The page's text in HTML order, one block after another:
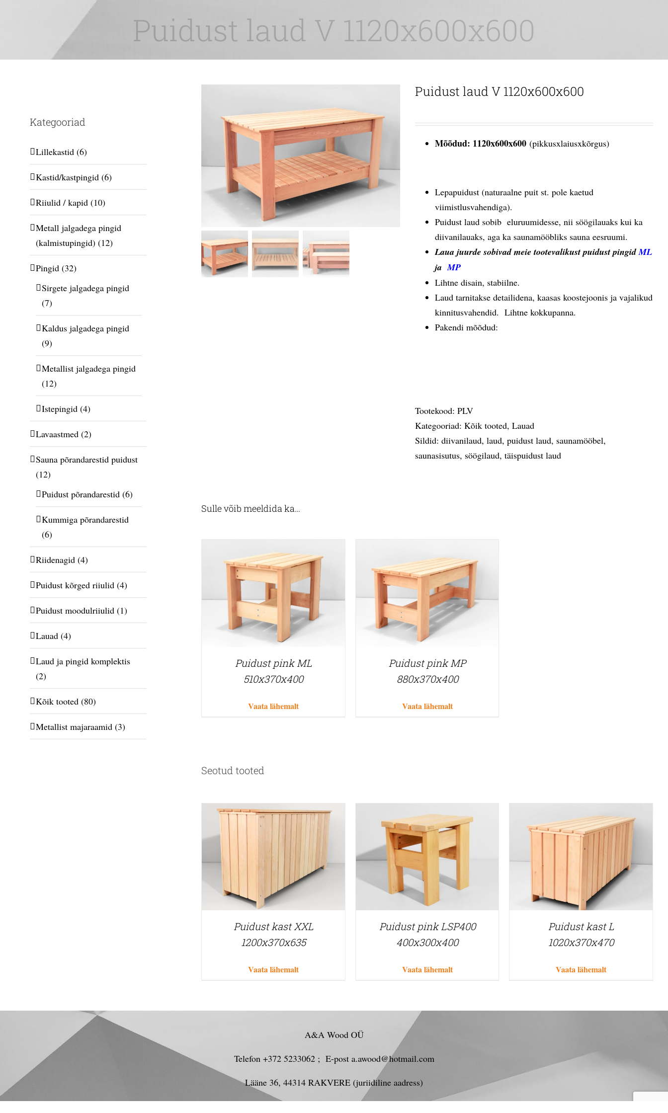
Puidust laud V 1120x600x600
Puidust laud V 1120x600x600
Mõõdud: 1120x600x600(pikkusxlaiusxkõrgus)
Lepapuidust (naturaalne puit st. pole kaetud
viimistlusvahendiga).
Puidust laud sobib eluruumidesse, nii söögilauaks kui ka
diivanilauaks, aga ka saunamööbliks sauna eesruumi.
Laua juurde sobivad meie tootevalikust puidust pingidML
jaMP
Lihtne disain, stabiilne.
Laud tarnitakse detailidena, kaasas koostejoonis ja vajalikud
kinnitusvahendid. Lihtne kokkupanna.
Pakendi mõõdud:
Tootekood:PLV
Kategooriad:Kõik tooted,Lauad
Sildid:diivanilaud,laud,puidust laud, saunamööbel,
saunasisutus, söögilaud,täispuidust laud
Sulle võib meeldida ka…
Puidust pink ML
510x370x400
Vaata lähemalt
Puidust pink MP
880x370x400
Vaata lähemalt
Seotud tooted
Puidust kast XXL
1200x370x635
Vaata lähemalt
Puidust pink LSP400
400x300x400
Vaata lähemalt
Puidust kast L
1020x370x470
Vaata lähemalt
Kategooriad
Lillekastid (6)
Kastid/kastpingid (6)
Riiulid / kapid (10)
Metall jalgadega pingid
(kalmistupingid) (12)
Pingid (32)
Sirgete jalgadega pingid
(7)
Kaldus jalgadega pingid
(9)
Metallist jalgadega pingid
(12)
Istepingid (4)
Lavaastmed (2)
Sauna põrandarestid puidust
(12)
Puidust põrandarestid (6)
Kummiga põrandarestid
(6)
Riidenagid (4)
Puidust kõrged riiulid (4)
Puidust moodulriiulid (1)
Lauad (4)
Laud ja pingid komplektis
(2)
Kõik tooted (80)
Metallist majaraamid (3)
A&A Wood OÜ
Telefon +372 5233062 ; E-post a.awood@hotmail.com
Lääne 36, 44314 RAKVERE (juriidiline aadress)